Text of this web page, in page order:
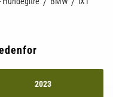
2023